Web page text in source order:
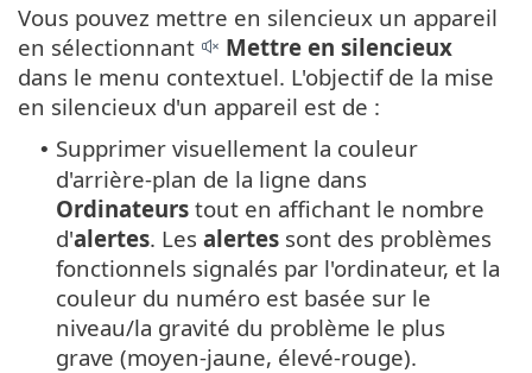
Vous pouvez mettre en silencieux un appareil
en sélectionnant
Mettre en silencieux
dans le menu contextuel. L'objectif de la mise
en silencieux d'un appareil est de :
• Supprimer visuellement la couleur
d'arrière-plan de la ligne dans
Ordinateurs tout en affichant le nombre
d'alertes. Les alertes sont des problèmes
fonctionnels signalés par l'ordinateur, et la
couleur du numéro est basée sur le
niveau/la gravité du problème le plus
grave (moyen-jaune, élevé-rouge).